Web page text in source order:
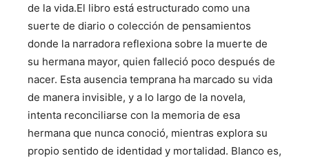
de la vida.El libro está estructurado como una
suerte de diario o colección de pensamientos
donde la narradora reflexiona sobre la muerte de
su hermana mayor, quien falleció poco después de
nacer. Esta ausencia temprana ha marcado su vida
de manera invisible, y a lo largo de la novela,
intenta reconciliarse con la memoria de esa
hermana que nunca conoció, mientras explora su
propio sentido de identidad y mortalidad. Blanco es,